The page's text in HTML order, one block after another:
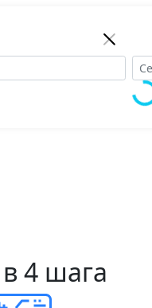
4 шага